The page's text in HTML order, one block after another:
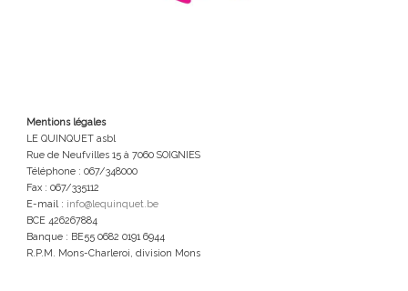
Mentions légales
LE QUINQUET asbl
Rue de Neufvilles 15 à 7060 SOIGNIES
Téléphone : 067/348000
Fax : 067/335112
E-mail : info@lequinquet.be
BCE 426267884
Banque : BE55 0682 0191 6944
R.P.M. Mons-Charleroi, division Mons